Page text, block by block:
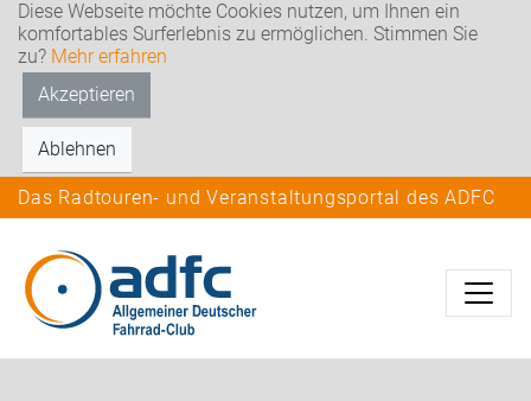
Diese Webseite möchte Cookies nutzen, um Ihnen ein
komfortables Surferlebnis zu ermöglichen. Stimmen Sie
zu? Mehr erfahren
Akzeptieren
Ablehnen
Das Radtouren- und Veranstaltungsportal des ADFC